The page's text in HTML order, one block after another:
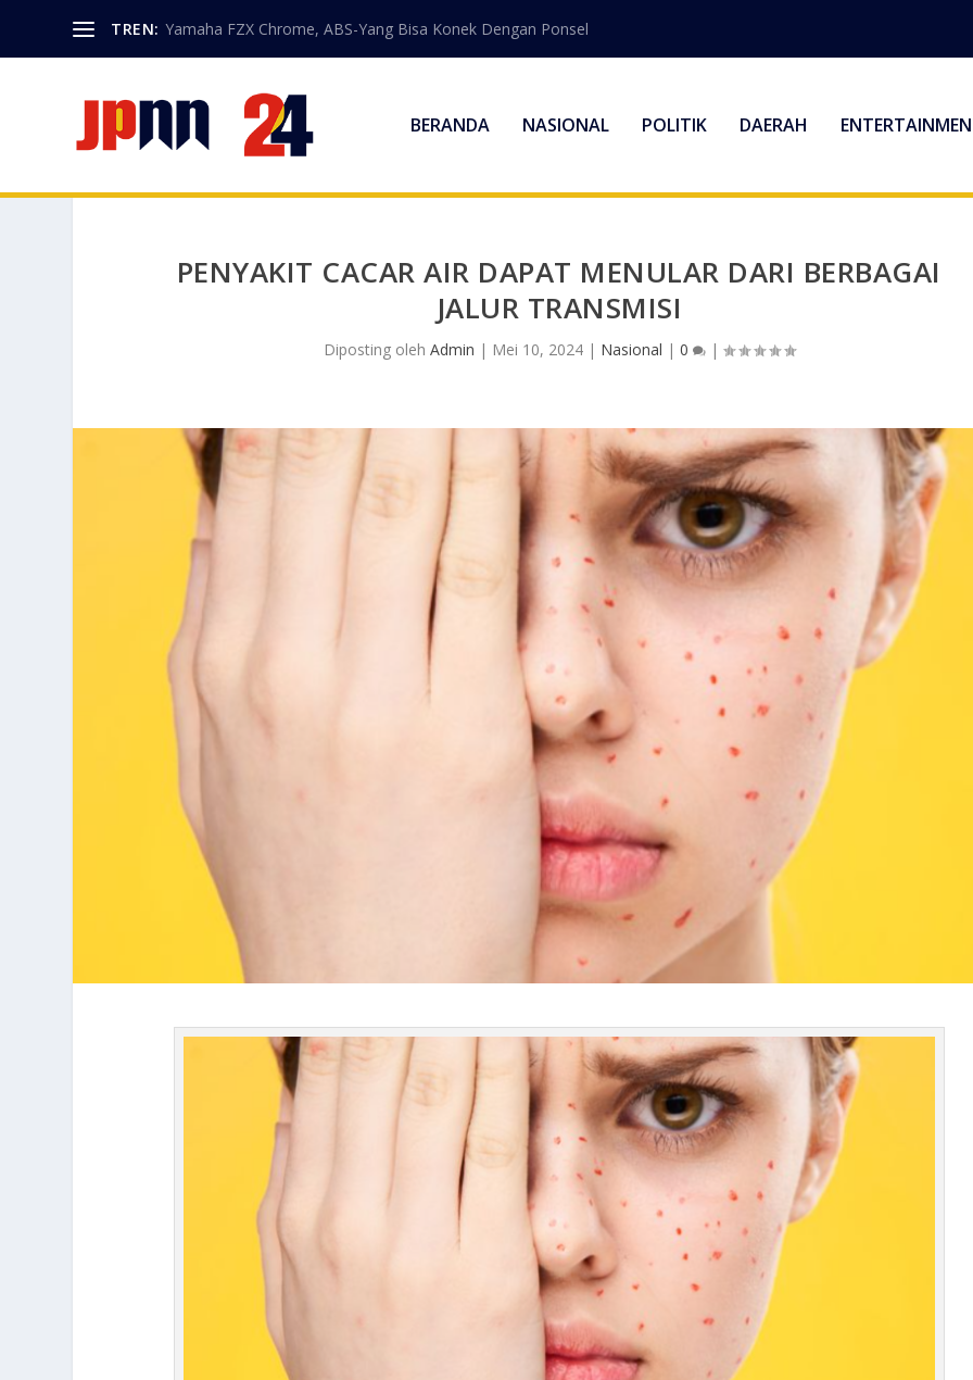
TREN: Yamaha FZX Chrome, ABS-Yang Bisa Konek Dengan Ponsel
BERANDA NASIONAL POLITIK DAERAH
PENYAKIT CACAR AIR DAPAT MENULAR DARI BERBAGAI
JALUR TRANSMISI
Diposting oleh Admin | Mei 10, 2024| Nasional | 0 |